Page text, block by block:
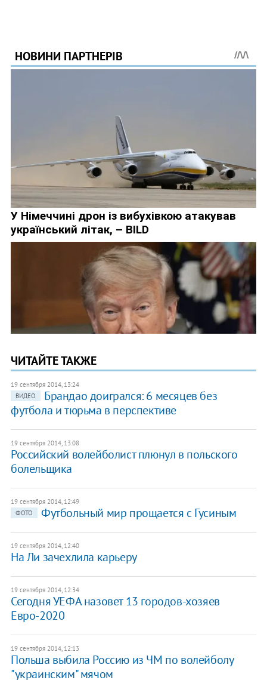
ЧИТАЙТЕ ТАКЖЕ
19 сентября 2014, 13:24
ВИДЕО
Брандао доигрался: 6 месяцев без
футбола и тюрьма в перспективе
19 сентября 2014, 13:08
Российский волейболист плюнул в польского
болельщика
19 сентября 2014, 12:49
ФОТО
Футбольный мир прощается с Гусиным
19 сентября 2014, 12:40
На Ли зачехлила карьеру
19 сентября 2014, 12:34
Сегодня УЕФА назовет 13 городов-хозяев
Евро-2020
19 сентября 2014, 12:13
Польша выбила Россию из ЧМ по волейболу
"украинским" мячом